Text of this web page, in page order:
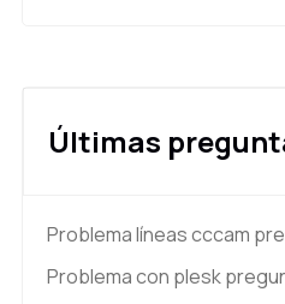
Últimas
Problema líneas cccam
Problema con plesk